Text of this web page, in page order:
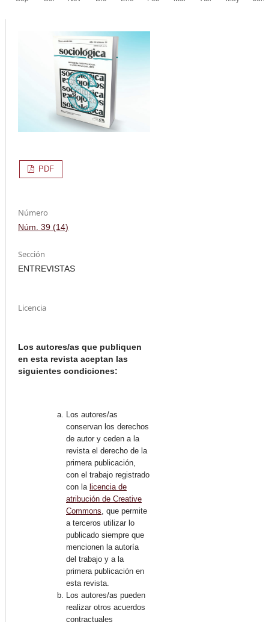
PDF
Número
Núm. 39 (14)
Sección
ENTREVISTAS
Licencia
Los autores/as que publiquen
en esta revista aceptan las
siguientes condiciones:
Los autores/as
conservan los derechos
de autor y ceden a la
revista el derecho de la
primera publicación,
con el trabajo registrado
con la licencia de
atribución de Creative
Commons , que permite
a terceros utilizar lo
publicado siempre que
mencionen la autoría
del trabajo y a la
primera publicación en
esta revista.
Los autores/as pueden
realizar otros acuerdos
contractuales